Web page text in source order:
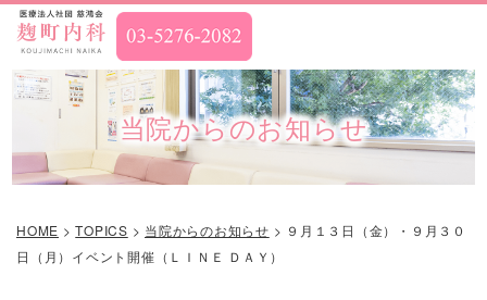
当院からのお知らせ
HOME >TOPICS > 当院からのお知らせ > ９月１３日（金）・９月３０
日（月）イベント開催（ＬＩＮＥ ＤＡＹ）